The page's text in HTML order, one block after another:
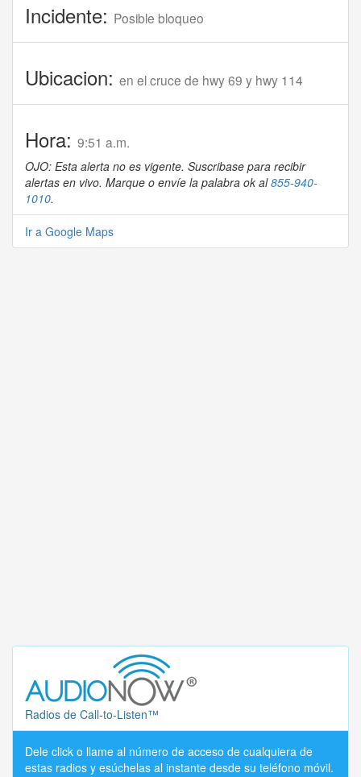
Incidente: Posible bloqueo
Ubicacion: en el cruce de hwy 69 y hwy 114
Hora: 9:51 a.m.
OJO: Esta alerta no es vigente. Suscribase para recibir
alertas en vivo. Marque o envíe la palabra ok al855-940-
1010.
Ir a Google Maps
Radios de Call-to-Listen™
Dele click o llame al número de acceso de cualquiera de
estas radios y esúchelas al instante desde su teléfono móvil.